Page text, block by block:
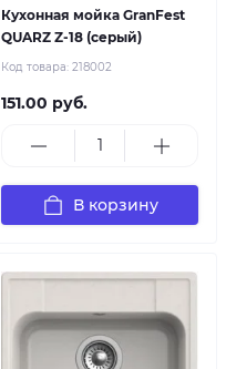
Кухонная мойка GranFest
QUARZ Z-18 (серый)
Код товара: 218002
151.00 руб.
В корзину